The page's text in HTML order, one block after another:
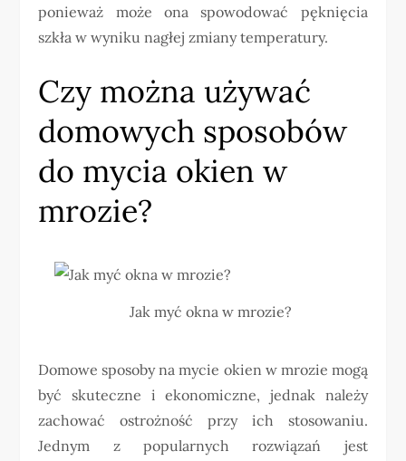
ponieważ może ona spowodować pęknięcia
szkła w wyniku nagłej zmiany temperatury.
Czy można używać
domowych sposobów
do mycia okien w
mrozie?
Jak myć okna w mrozie?
Domowe sposoby na mycie okien w mrozie mogą
być skuteczne i ekonomiczne, jednak należy
zachować ostrożność przy ich stosowaniu.
Jednym z popularnych rozwiązań jest